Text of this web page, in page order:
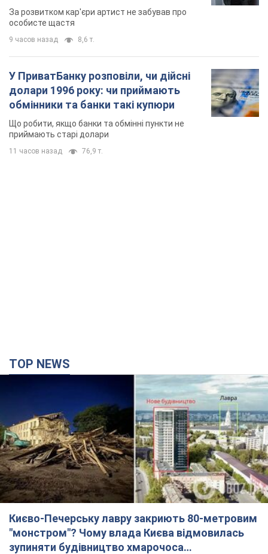
мають
За розвитком кар'єри артист не забував про
особисте щастя
9 часов назад 8,6 т.
У ПриватБанку розповіли, чи дійсні
долари 1996 року: чи приймають
обмінники та банки такі купюри
Що робити, якщо банки та обмінні пункти не
приймають старі долари
11 часов назад 76,9 т.
TOP NEWS
Києво-Печерську лавру закриють 80-метровим
"монстром"? Чому влада Києва відмовилась
зупиняти будівництво хмарочоса